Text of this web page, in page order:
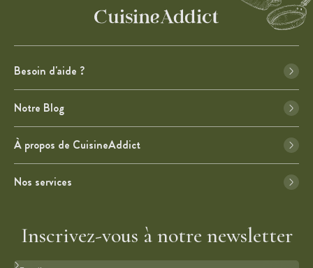
Besoin d'aide ?
Notre Blog
À propos de CuisineAddict
Nos services
Inscrivez-vous à notre newsletter